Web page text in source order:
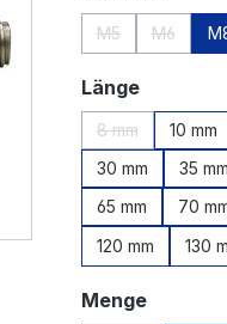
M5 M6
Länge
8 mm
10 mm
30 mm
35
65 mm
70
120 mm
130
Menge